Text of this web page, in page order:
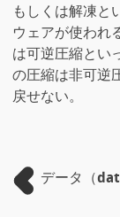
もしくは解凍と
ウェアが使われ
は可逆圧縮とい
の圧縮は非可逆
戻せない。
データ（